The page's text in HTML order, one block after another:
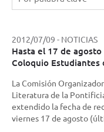
2012/07/09 - NOTICIAS
Hasta el 17 de
Coloquio Estudiantes
La Comisión
Literatura de la
extendido la fecha de
viernes 17 de agosto